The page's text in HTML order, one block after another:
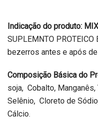
Indicação do produto:
SUPLEMNTO PROTEICO
bezerros antes e após
Composição Básica do
soja, Cobalto, Manganês,
Selênio, Cloreto de
Cálcio.